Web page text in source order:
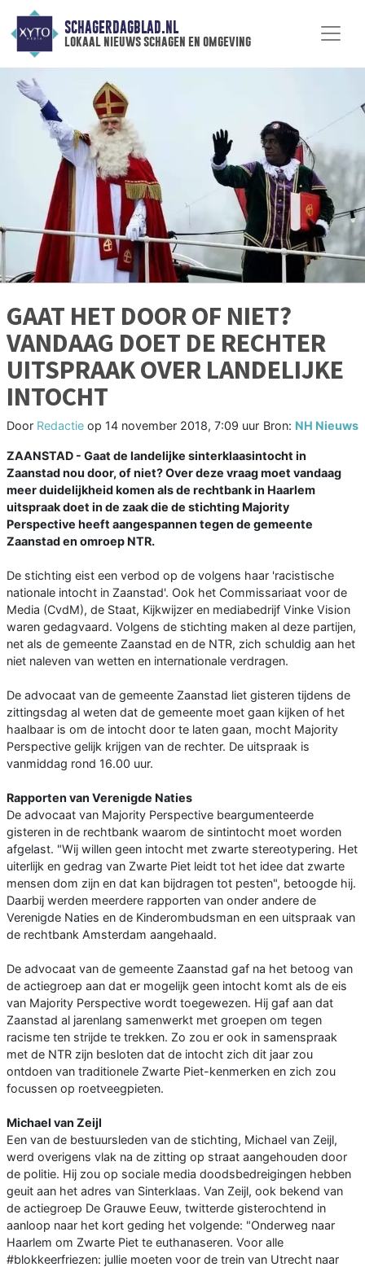
SCHAGERDAGBLAD.NL
lokaal nieuws schagen en omgeving
GAAT HET DOOR OF NIET?
VANDAAG DOET DE RECHTER
UITSPRAAK OVER LANDELIJKE
INTOCHT
Door Redactie op 14 november 2018, 7:09 uur Bron: NH Nieuws
ZAANSTAD - Gaat de landelijke sinterklaasintocht in
Zaanstad nou door, of niet? Over deze vraag moet vandaag
meer duidelijkheid komen als de rechtbank in Haarlem
uitspraak doet in de zaak die de stichting Majority
Perspective heeft aangespannen tegen de gemeente
Zaanstad en omroep NTR.
De stichting eist een verbod op de volgens haar 'racistische
nationale intocht in Zaanstad'. Ook het Commissariaat voor de
Media (CvdM), de Staat, Kijkwijzer en mediabedrijf Vinke Vision
waren gedagvaard. Volgens de stichting maken al deze partijen,
net als de gemeente Zaanstad en de NTR, zich schuldig aan het
niet naleven van wetten en internationale verdragen.
De advocaat van de gemeente Zaanstad liet gisteren tijdens de
zittingsdag al weten dat de gemeente moet gaan kijken of het
haalbaar is om de intocht door te laten gaan, mocht Majority
Perspective gelijk krijgen van de rechter. De uitspraak is
vanmiddag rond 16.00 uur.
Rapporten van Verenigde Naties
De advocaat van Majority Perspective beargumenteerde
gisteren in de rechtbank waarom de sintintocht moet worden
afgelast. "Wij willen geen intocht met zwarte stereotypering. Het
uiterlijk en gedrag van Zwarte Piet leidt tot het idee dat zwarte
mensen dom zijn en dat kan bijdragen tot pesten", betoogde hij.
Daarbij werden meerdere rapporten van onder andere de
Verenigde Naties en de Kinderombudsman en een uitspraak van
de rechtbank Amsterdam aangehaald.
De advocaat van de gemeente Zaanstad gaf na het betoog van
de actiegroep aan dat er mogelijk geen intocht komt als de eis
van Majority Perspective wordt toegewezen. Hij gaf aan dat
Zaanstad al jarenlang samenwerkt met groepen om tegen
racisme ten strijde te trekken. Zo zou er ook in samenspraak
met de NTR zijn besloten dat de intocht zich dit jaar zou
ontdoen van traditionele Zwarte Piet-kenmerken en zich zou
focussen op roetveegpieten.
Michael van Zeijl
Een van de bestuursleden van de stichting, Michael van Zeijl,
werd overigens vlak na de zitting op straat aangehouden door
de politie. Hij zou op sociale media doodsbedreigingen hebben
geuit aan het adres van Sinterklaas. Van Zeijl, ook bekend van
de actiegroep De Grauwe Eeuw, twitterde gisterochtend in
aanloop naar het kort geding het volgende: "Onderweg naar
Haarlem om Zwarte Piet te euthanaseren. Voor alle
#blokkeerfriezen: jullie moeten voor de trein van Utrecht naar